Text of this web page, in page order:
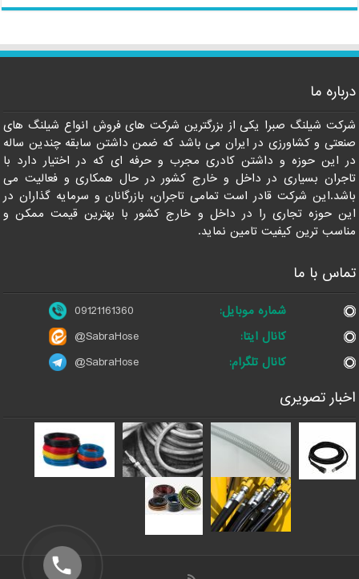
درباره ما
شرکت شیلنگ صبرا یکی از بزرگترین شرکت های فروش انواع شیلنگ های
صنعتی و کشاورزی در ایران می باشد که ضمن داشتن سابقه چندین ساله
در این حوزه و داشتن کادری مجرب و حرفه ای که در اختیار دارد با
تاجران بسیاری در داخل و خارج کشور در حال همکاری و فعالیت می
باشد.این شرکت قادر است تمامی تاجران، بازرگانان و سرمایه گذاران در
این حوزه تجاری را در داخل و خارج کشور با بهترین قیمت ممکن و
مناسب ترین کیفیت تامین نماید.
تماس با ما
شماره موبایل:
09121161360
کانال ایتا:
@SabraHose
کانال تلگرام:
@SabraHose
اخبار تصویری